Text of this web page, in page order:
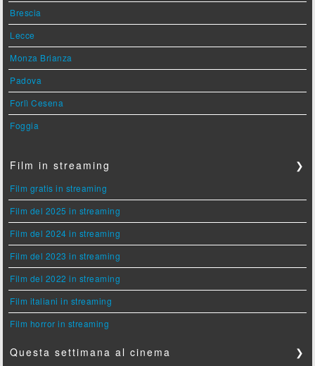
Brescia
Lecce
Monza Brianza
Padova
Forlì Cesena
Foggia
Film in streaming ❯
Film gratis in streaming
Film del 2025 in streaming
Film del 2024 in streaming
Film del 2023 in streaming
Film del 2022 in streaming
Film italiani in streaming
Film horror in streaming
Questa settimana al cinema ❯